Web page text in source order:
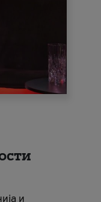
и